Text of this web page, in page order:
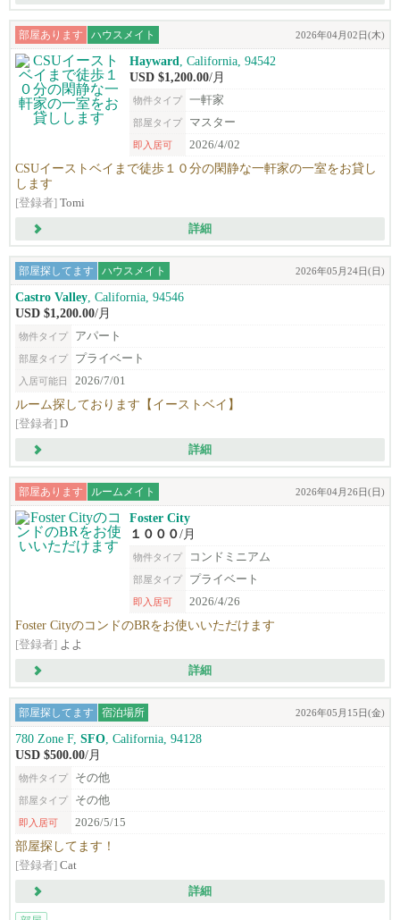
部屋あります ハウスメイト 2026年04月02日(木)
Hayward , California, 94542
USD $1,200.00/月
物件タイプ 一軒家
部屋タイプ マスター
即入居可 2026/4/02
CSUイーストベイまで徒歩１０分の閑静な一軒家の一室をお貸し
します
[登録者] Tomi
詳細
部屋探してます ハウスメイト 2026年05月24日(日)
Castro Valley , California, 94546
USD $1,200.00/月
物件タイプ アパート
部屋タイプ プライベート
入居可能日 2026/7/01
ルーム探しております【イーストベイ】
[登録者] D
詳細
部屋あります ルームメイト 2026年04月26日(日)
Foster City
１０００/月
物件タイプ コンドミニアム
部屋タイプ プライベート
即入居可 2026/4/26
Foster CityのコンドのBRをお使いいただけます
[登録者] よよ
詳細
部屋探してます 宿泊場所 2026年05月15日(金)
780 Zone F, SFO , California, 94128
USD $500.00/月
物件タイプ その他
部屋タイプ その他
即入居可 2026/5/15
部屋探してます！
[登録者] Cat
詳細